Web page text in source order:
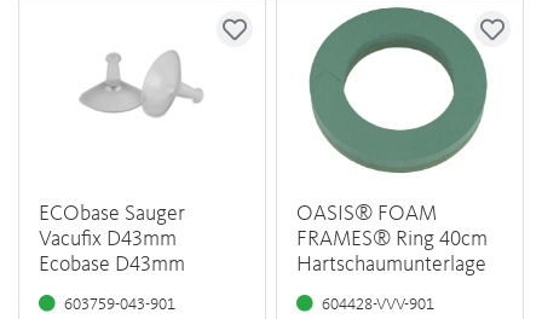
ECObase Sauger
Vacufix D43mm
Ecobase D43mm
603759-043-901
OASIS® FOAM
FRAMES® Ring 40cm
Hartschaumunterlage
604428-VVV-901